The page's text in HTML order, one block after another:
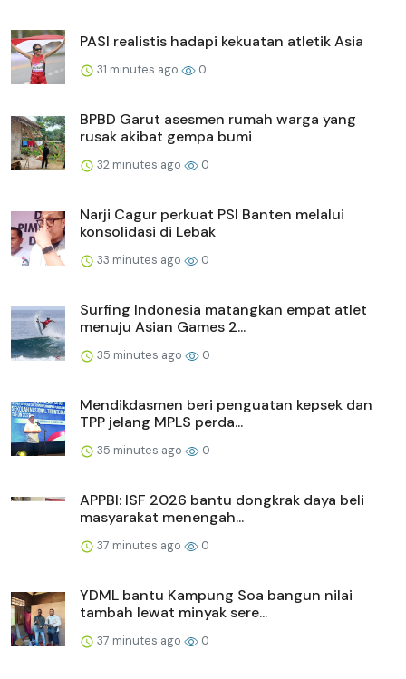
PASI realistis hadapi kekuatan atletik Asia
31 minutes ago 0
BPBD Garut asesmen rumah warga yang
rusak akibat gempa bumi
32 minutes ago 0
Narji Cagur perkuat PSI Banten melalui
konsolidasi di Lebak
33 minutes ago 0
Surfing Indonesia matangkan empat atlet
menuju Asian Games 2...
35 minutes ago 0
Mendikdasmen beri penguatan kepsek dan
TPP jelang MPLS perda...
35 minutes ago 0
APPBI: ISF 2026 bantu dongkrak daya beli
masyarakat menengah...
37 minutes ago 0
YDML bantu Kampung Soa bangun nilai
tambah lewat minyak sere...
37 minutes ago 0